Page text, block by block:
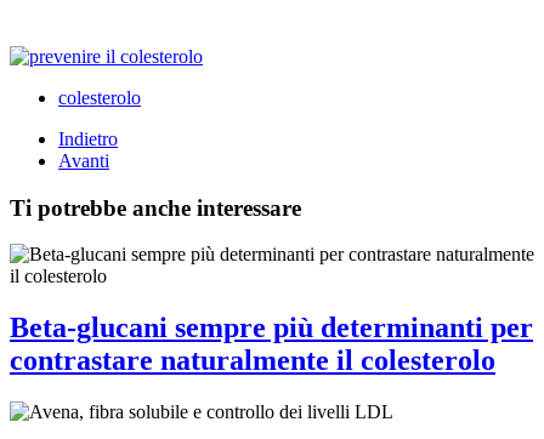
colesterolo
Indietro
Avanti
Ti potrebbe anche interessare
Beta-glucani sempre più determinanti per
contrastare naturalmente il colesterolo